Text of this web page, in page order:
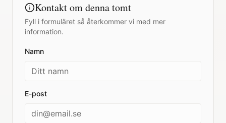
Kontakt om denna tomt
Fyll i formuläret så återkommer vi med mer
information.
Namn
E-post